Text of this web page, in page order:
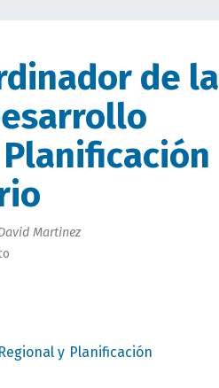
de la
Martinez
y Planificación